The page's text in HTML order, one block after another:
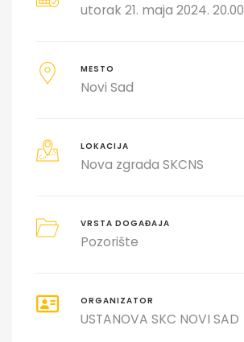
utorak 21. maja 2024. 20.00
MESTO
Novi Sad
LOKACIJA
Nova zgrada SKCNS
VRSTA DOGAĐAJA
Pozorište
ORGANIZATOR
USTANOVA SKC NOVI SAD